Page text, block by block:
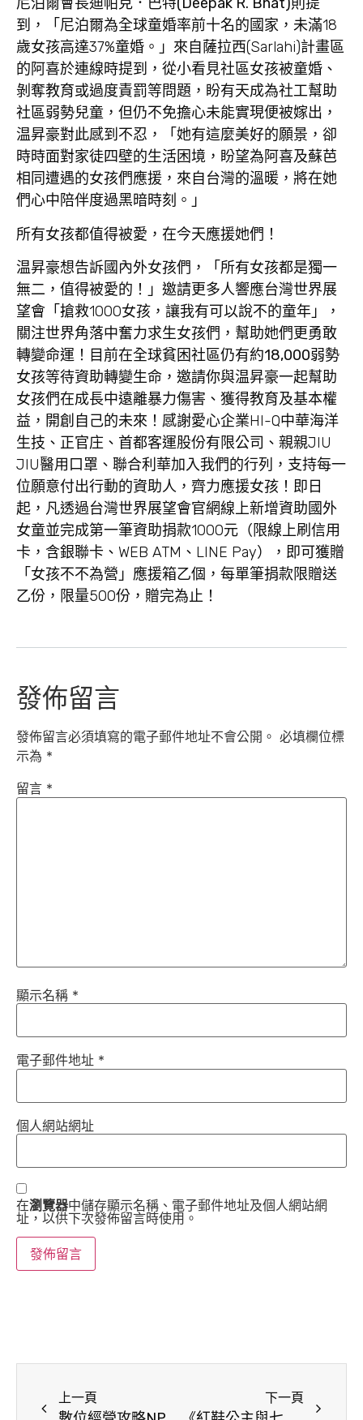
到，「尼泊爾為全球童婚率前十名的國家，未滿18
歲女孩高達37%童婚。」來自薩拉西(Sarlahi)計畫區
的阿喜於連線時提到，從小看見社區女孩被童婚、
剝奪教育或過度責罰等問題，盼有天成為社工幫助
社區弱勢兒童，但仍不免擔心未能實現便被嫁出，
温昇豪對此感到不忍，「她有這麼美好的願景，卻
時時面對家徒四壁的生活困境，盼望為阿喜及蘇芭
相同遭遇的女孩們應援，來自台灣的溫暖，將在她
們心中陪伴度過黑暗時刻。」
所有女孩都值得被愛，在今天應援她們！
温昇豪想告訴國內外女孩們，「所有女孩都是獨一
無二，值得被愛的！」邀請更多人響應台灣世界展
望會「搶救1000女孩，讓我有可以說不的童年」，
關注世界角落中奮力求生女孩們，幫助她們更勇敢
轉變命運！ 目前在全球貧困社區仍有約18,000弱勢
女孩等待資助轉變生命，邀請你與温昇豪一起幫助
女孩們在成長中遠離暴力傷害、獲得教育及基本權
益，開創自己的未來！ 感謝愛心企業HI-Q中華海洋
生技、正官庄、首都客運股份有限公司、親親JIU
JIU醫用口罩、聯合利華加入我們的行列，支持每一
位願意付出行動的資助人，齊力應援女孩！即日
起，凡透過台灣世界展望會官網線上新增資助國外
女童並完成第一筆資助捐款1000元（限線上刷信用
卡，含銀聯卡、WEB ATM、LINE Pay），即可獲贈
「女孩不不為營」應援箱乙個，每單筆捐款限贈送
乙份，限量500份，贈完為止！
發佈留言
發佈留言必須填寫的電子郵件地址不會公開。 必填欄位標
示為 *
留言 *
顯示名稱 *
電子郵件地址 *
個人網站網址
在瀏覽器中儲存顯示名稱、電子郵件地址及個人網站網
址，以供下次發佈留言時使用。
上一頁 下一頁